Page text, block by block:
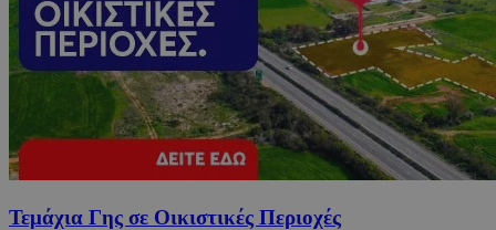
Τεμάχια Γης σε Οικιστικές Περιοχές